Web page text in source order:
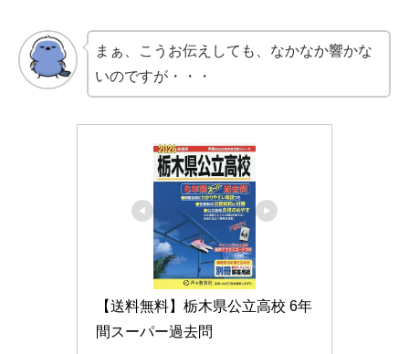
まぁ、こうお伝えしても、なかなか響かな
いのですが・・・
【送料無料】栃木県公立高校 6年
間スーパー過去問